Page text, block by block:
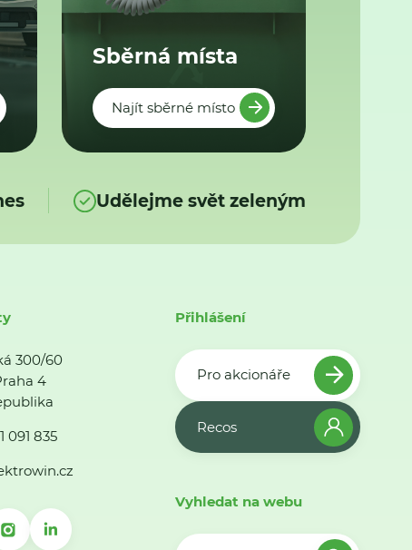
Sběrná místa
Najít sběrné místo
Udělejme svět zeleným
300/60
4
091 835
Přihlášení
Pro akcionáře
Recos
Vyhledat na webu